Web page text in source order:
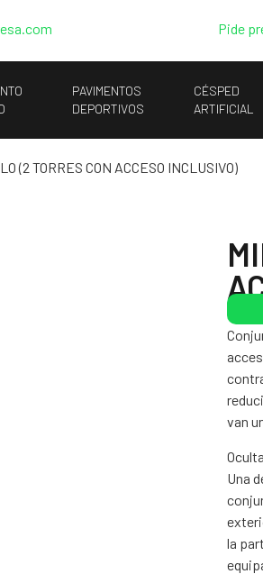
Pide
PAVIMENTOS
DEPORTIVOS
CÉSPED
ARTIFICIAL
(2 TORRES CON ACCESO INCLUSIVO)
van
Una
la